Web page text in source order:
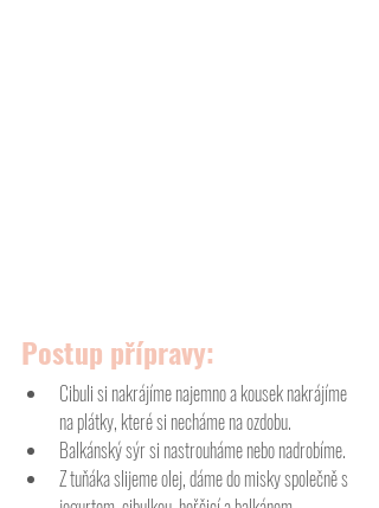
Postup přípravy:
Cibuli si nakrájíme najemno a kousek nakrájíme
na plátky, které si necháme na ozdobu.
Balkánský sýr si nastrouháme nebo nadrobíme.
Z tuňáka slijeme olej, dáme do misky společně s